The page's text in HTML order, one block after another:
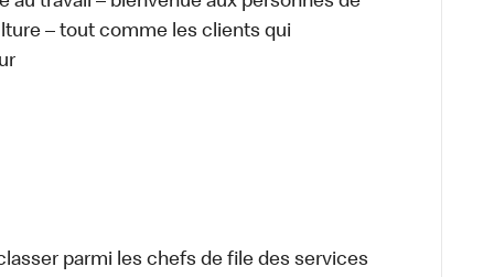
– tout comme les clients qui
parmi les chefs de file des services